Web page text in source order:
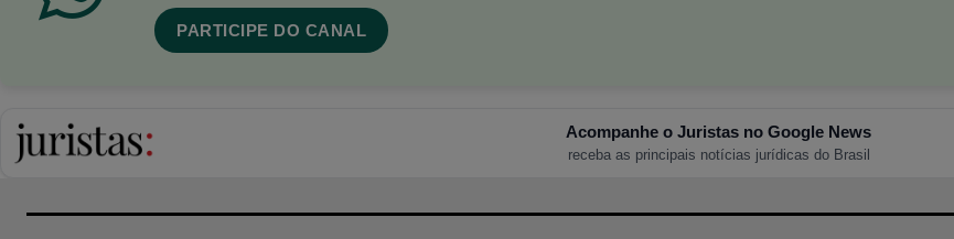
PARTICIPE DO CANAL
Acompanhe o Juristas no Google News
receba as principais notícias jurídicas do Brasil